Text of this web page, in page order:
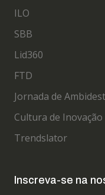
ILO
SBB
Lid360
FTD
Jornada de
Cultura de Inovação
Trendslator
Inscreva-se na